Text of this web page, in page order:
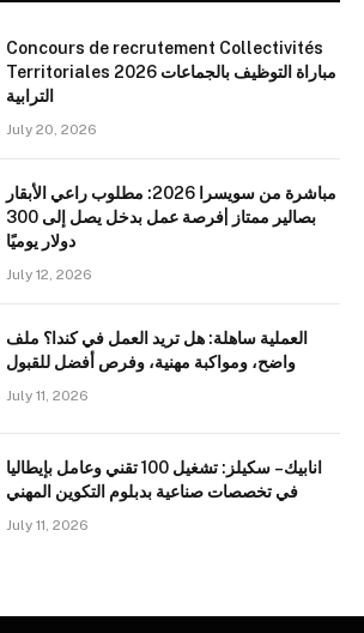
Concours de recrutement Collectivités
Territoriales 2026 مباراة التوظيف بالجماعات
الترابية
July 20, 2026
مباشرة من سويسرا 2026: مطلوب راعي الأبقار
بصالير ممتاز |فرصة عمل بدخل يصل إلى 300
دولار يوميًا
July 12, 2026
العملية ساهلة: هل تريد العمل في كندا؟ ملف
واضح، ومواكبة مهنية، وفرص أفضل للقبول
July 11, 2026
انابيك – سكيلز: تشغيل 100 تقني وعامل بإيطاليا
في تخصصات صناعية بدبلوم التكوين المهني
July 11, 2026